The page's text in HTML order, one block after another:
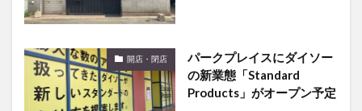
開店・閉店
パークプレイスにダイソー
の新業態「Standard
Products」がオープン予定